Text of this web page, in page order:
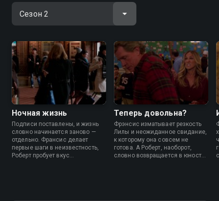
Ночная жизнь
Подписи поставлены, и жизнь
словно начинается заново —
отдельно. Франсис делает
первые шаги в неизвестность,
Роберт пробует вкус
Теперь довольна?
Фрэнсис изматывает резкость
Лилы и неожиданное свидание,
к которому она совсем не
готова. А Роберт, наоборот,
словно возвращается в юность